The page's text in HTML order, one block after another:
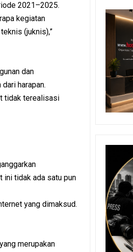
2021–2025.
kegiatan
(juknis),”
dan
harapan.
tidak terealisasi
ini tidak ada satu pun
yang dimaksud.
merupakan